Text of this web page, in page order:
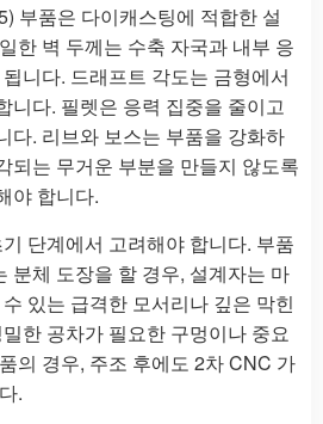
부품은 다이캐스팅에 적합한 설
한 벽 두께는 수축 자국과 내부 응
니다. 드래프트 각도는 금형에서
니다. 필렛은 응력 집중을 줄이고
다. 리브와 보스는 부품을 강화하
되는 무거운 부분을 만들지 않도록
야 합니다.
단계에서 고려해야 합니다. 부품
분체 도장을 할 경우, 설계자는 마
있는 급격한 모서리나 깊은 막힌
한 공차가 필요한 구멍이나 중요
의 경우, 주조 후에도 2차 CNC 가
.